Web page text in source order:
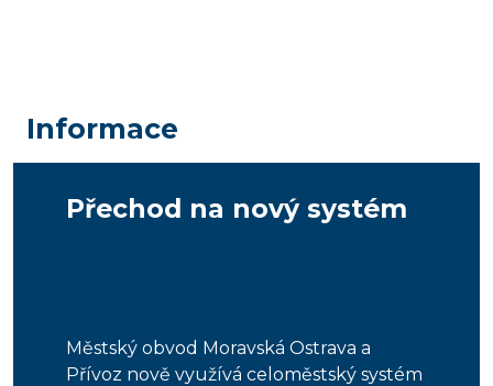
Informace
Přechod na nový systém
Městský obvod Moravská Ostrava a
Přívoz nově využívá celoměstský systém